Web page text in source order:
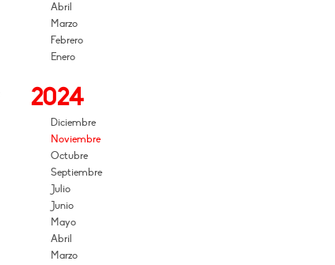
Abril
Marzo
Febrero
Enero
2024
Diciembre
Noviembre
Octubre
Septiembre
Julio
Junio
Mayo
Abril
Marzo